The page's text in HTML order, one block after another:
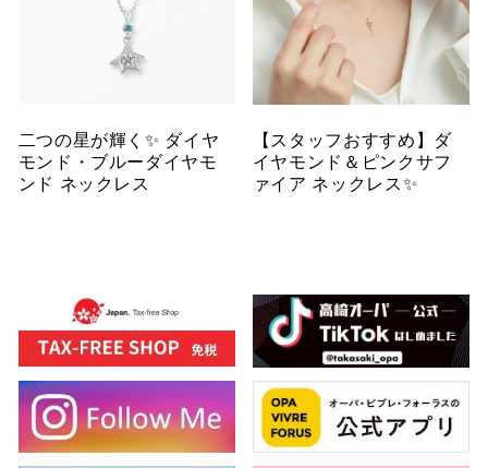
二つの星が輝く✨ ダイヤ
モンド・ブルーダイヤモ
ンド ネックレス
【スタッフおすすめ】ダ
イヤモンド＆ピンクサフ
ァイア ネックレス✨